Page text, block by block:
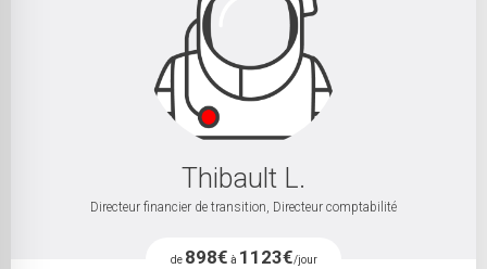
Thibault L.
Directeur financier de transition, Directeur comptabilité
de 898€ à 1123€/jour